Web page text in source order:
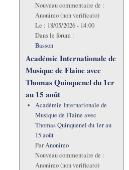
Nouveau commentaire de :
Anonimo (non verificato)
Le : 18/05/2026 - 14:00
Dans le forum :
Basson
Académie Internationale de
Musique de Flaine avec
Thomas Quinquenel du 1er
au 15 août
Académie Internationale de
Musique de Flaine avec
Thomas Quinquenel du 1er au
15 août
ParAnonimo
Nouveau commentaire de :
Anonimo (non verificato)